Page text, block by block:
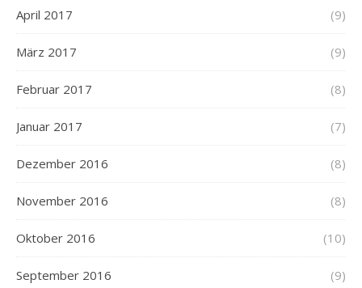
April 2017 (9)
März 2017 (9)
Februar 2017 (8)
Januar 2017 (7)
Dezember 2016 (8)
November 2016 (8)
Oktober 2016 (10)
September 2016 (9)